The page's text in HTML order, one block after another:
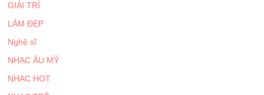
GIẢI TRÍ
LÀM ĐẸP
Nghệ sĩ
NHẠC ÂU MỸ
NHẠC HOT